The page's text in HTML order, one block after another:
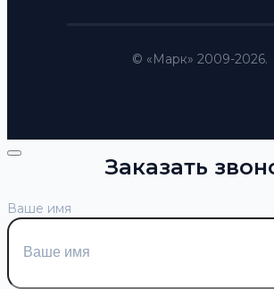
© «Марк» 2009-2026.
Заказать
Ваше имя